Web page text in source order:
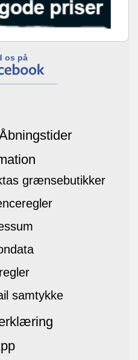
os på
grænsebutikker
samtykke